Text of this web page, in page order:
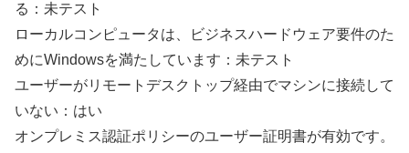
る：未テスト
ローカルコンピュータは、ビジネスハードウェア要件のた
めにWindowsを満たしています：未テスト
ユーザーがリモートデスクトップ経由でマシンに接続して
いない：はい
オンプレミス認証ポリシーのユーザー証明書が有効です。